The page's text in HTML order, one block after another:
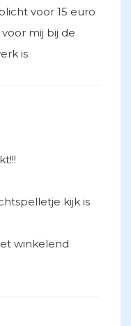
voor 15 euro
mij bij de
is
kijk is
winkelend